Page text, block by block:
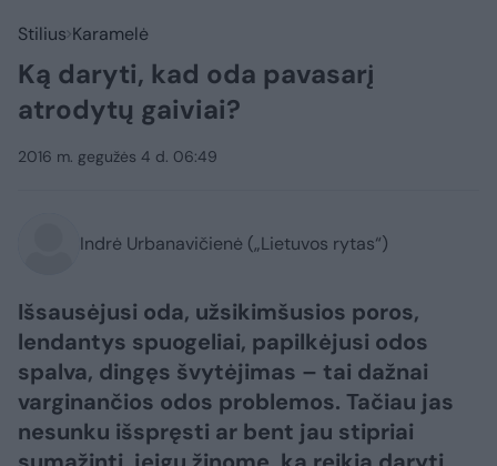
Stilius Karamelė
Ką daryti, kad oda pavasarį
atrodytų gaiviai?
2016 m. gegužės 4 d. 06:49
Indrė Urbanavičienė („Lietuvos rytas“)
Išsausėjusi oda, užsikimšusios poros,
lendantys spuogeliai, papilkėjusi odos
spalva, dingęs švytėjimas – tai dažnai
varginančios odos problemos. Tačiau jas
nesunku išspręsti ar bent jau stipriai